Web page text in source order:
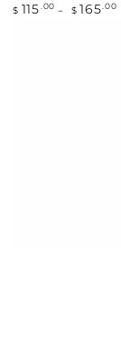
Prix
$ 115 .00 $ 165 .00